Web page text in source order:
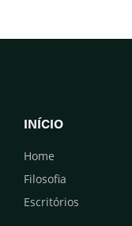
INÍCIO
Home
Filosofia
Escritórios